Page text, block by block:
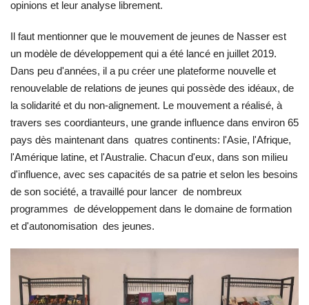
French Arabic
opinions et leur analyse librement.
Il faut mentionner que le mouvement de jeunes de Nasser est
un modèle de développement qui a été lancé en juillet 2019.
Dans peu d'années, il a pu créer une plateforme nouvelle et
renouvelable de relations de jeunes qui possède des idéaux, de
la solidarité et du non-alignement. Le mouvement a réalisé, à
travers ses coordianteurs, une grande influence dans environ 65
pays dès maintenant dans quatres continents: l'Asie, l'Afrique,
l'Amérique latine, et l'Australie. Chacun d'eux, dans son milieu
d'influence, avec ses capacités de sa patrie et selon les besoins
de son société, a travaillé pour lancer de nombreux
programmes de développement dans le domaine de formation
et d'autonomisation des jeunes.